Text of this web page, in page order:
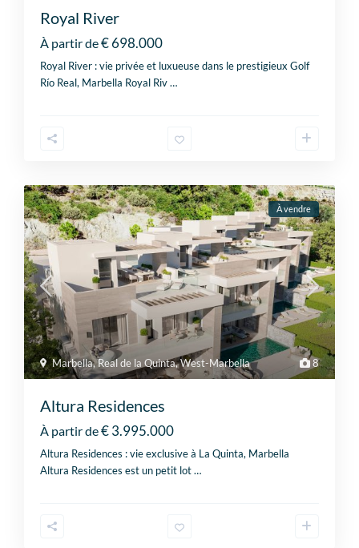
Royal River
À partir de€ 698.000
Royal River : vie privée et luxueuse dans le prestigieux Golf
Río Real, Marbella Royal Riv…
8
Marbella,Real de la Quinta,West-Marbella
À vendre
Altura Residences
À partir de€ 3.995.000
Altura Residences : vie exclusive à La Quinta, Marbella
Altura Residences est un petit lot…